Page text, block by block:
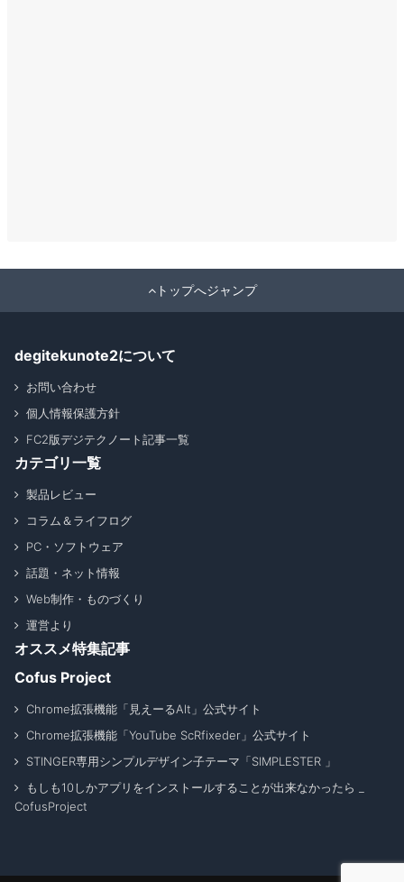
トップへジャンプ
degitekunote2について
お問い合わせ
個人情報保護方針
FC2版デジテクノート記事一覧
カテゴリ一覧
製品レビュー
コラム＆ライフログ
PC・ソフトウェア
話題・ネット情報
Web制作・ものづくり
運営より
オススメ特集記事
Cofus Project
Chrome拡張機能「見えーるAlt」公式サイト
Chrome拡張機能「YouTube ScRfixeder」公式サイト
STINGER専用シンプルデザイン子テーマ「SIMPLESTER 」
もしも10しかアプリをインストールすることが出来なかったら _
CofusProject